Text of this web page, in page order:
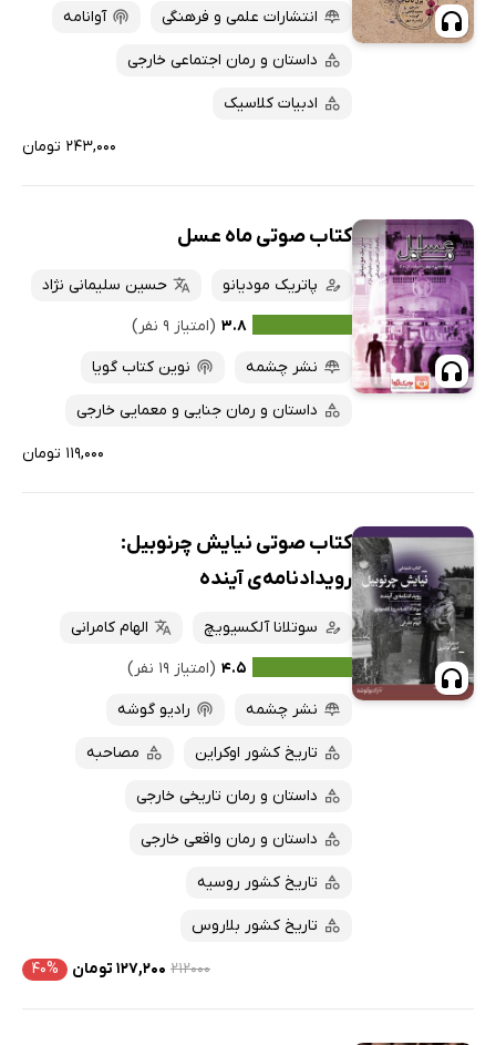
انتشارات علمی و فرهنگی
آوانامه
داستان و رمان اجتماعی خارجی
ادبیات کلاسیک
۲۴۳,۰۰۰ تومان
کتاب صوتی ماه عسل
پاتریک مودیانو
حسین سلیمانی نژاد
۳.۸ (امتیاز ۹ نفر)
نشر چشمه
نوین کتاب گویا
داستان و رمان جنایی و معمایی خارجی
۱۱۹,۰۰۰ تومان
کتاب صوتی نیایش چرنوبیل:
رویداد‌نامه‌ی آینده
سوتلانا آلکسیویچ
الهام کامرانی
۴.۵ (امتیاز ۱۹ نفر)
نشر چشمه
رادیو گوشه
تاریخ کشور اوکراین مصاحبه
داستان و رمان تاریخی خارجی
داستان و رمان واقعی خارجی
تاریخ کشور روسیه
تاریخ کشور بلاروس
۲۱۲۰۰۰ ۱۲۷,۲۰۰ تومان ۴۰%